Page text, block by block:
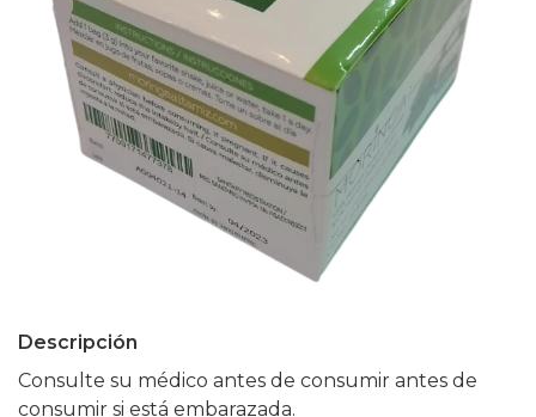
Descripción
Consulte su médico antes de consumir antes de
consumir si está embarazada.